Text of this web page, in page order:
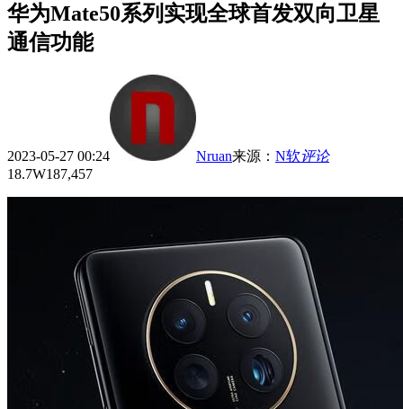
华为Mate50系列实现全球首发双向卫星
通信功能
2023-05-27 00:24 Nruan来源 ： N软评论
18.7W187,457